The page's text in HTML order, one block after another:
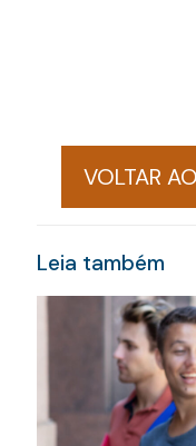
VOLTAR
Leia também